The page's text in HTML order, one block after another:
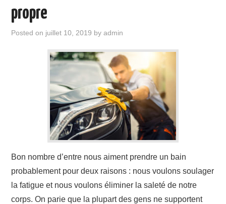
propre
Posted on juillet 10, 2019 byadmin
Bon nombre d’entre nous aiment prendre un bain
probablement pour deux raisons : nous voulons soulager
la fatigue et nous voulons éliminer la saleté de notre
corps. On parie que la plupart des gens ne supportent